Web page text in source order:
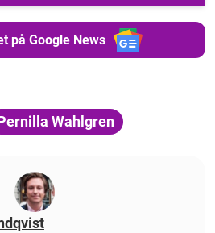
på Google News
Wahlgren